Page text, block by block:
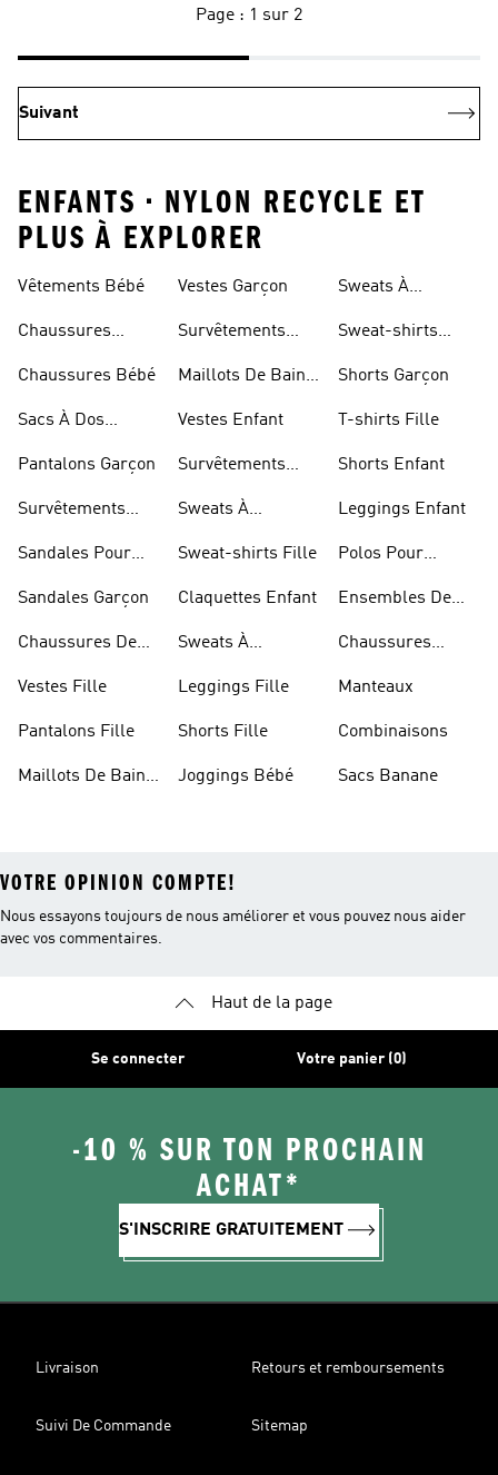
Page : 1 sur 2
Suivant
ENFANTS • NYLON RECYCLE ET
PLUS À EXPLORER
Vêtements Bébé
Chaussures
Chaussures Bébé
Sacs À Dos
Pantalons Garçon
Survêtements
Sandales Pour
Sandales Garçon
Chaussures De
Vestes Fille
Pantalons Fille
Maillots De Bain
Vestes Garçon
Survêtements
Maillots De Bain
Vestes Enfant
Survêtements
Sweats À
Sweat-shirts Fille
Claquettes Enfant
Sweats À
Leggings Fille
Shorts Fille
Joggings Bébé
Sweats À
Sweat-shirts
Shorts Garçon
T-shirts Fille
Shorts Enfant
Leggings Enfant
Polos Pour
Ensembles De
Chaussures
Manteaux
Combinaisons
Sacs Banane
VOTRE OPINION COMPTE!
Nous essayons toujours de nous améliorer et vous pouvez nous aider
avec vos commentaires.
Haut de la page
Se connecter Votre panier (0)
-10 % SUR TON PROCHAIN
ACHAT*
S'INSCRIRE GRATUITEMENT
Livraison Retours et remboursements
Suivi De Commande Sitemap